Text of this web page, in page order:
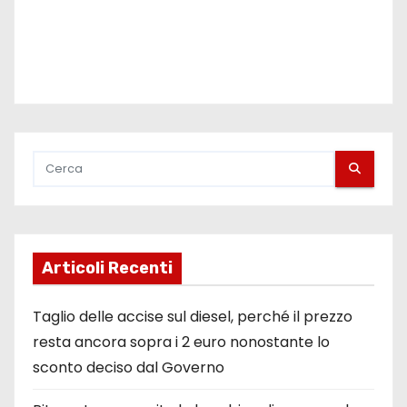
Articoli Recenti
Taglio delle accise sul diesel, perché il prezzo
resta ancora sopra i 2 euro nonostante lo
sconto deciso dal Governo